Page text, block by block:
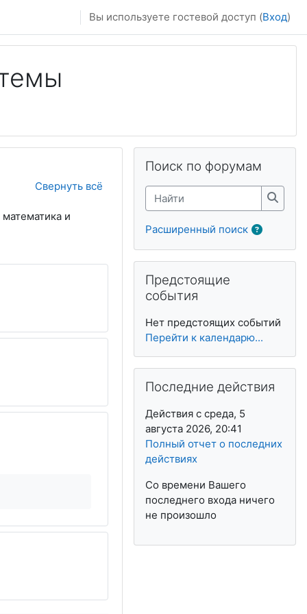
Вы используете гостевой доступ (Вход)
Свернуть всё
и
Поиск по форумам
Найти
Найти
Расширенный поиск
Предстоящие
события
Нет предстоящих событий
Перейти к календарю...
Последние действия
Действия с среда, 5
августа 2026, 20:41
Полный отчет о последних
действиях
Со времени Вашего
последнего входа ничего
не произошло